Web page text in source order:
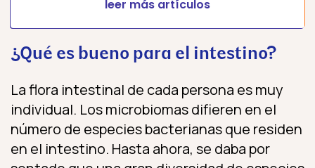
leer más artículos
¿Qué es bueno para el intestino?
La flora intestinal de cada persona es muy
individual. Los microbiomas difieren en el
número de especies bacterianas que residen
en el intestino. Hasta ahora, se daba por